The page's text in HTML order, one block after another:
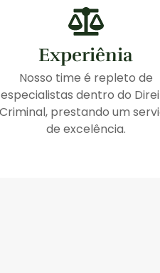
Experiênia
Nosso time é repleto de
especialistas dentro do
Criminal, prestando um
de excelência.